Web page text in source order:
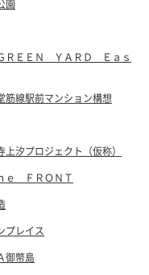
園
ＲＥＥＮ ＹＡＲＤ Ｅａｓ
筋線駅前マンション構想
汐プロジェクト（仮称）
ｅ ＦＲＯＮＴ
プレイス
御幣島